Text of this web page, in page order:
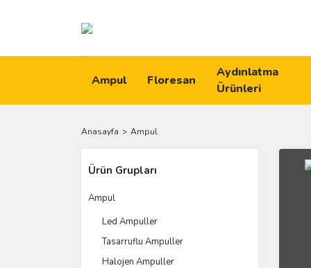
Ampul Floresan
Aydınlatma
Ürünleri
Anasayfa Ampul
Ürün Grupları
Ampul
Led Ampuller
Tasarruflu Ampuller
Halojen Ampuller